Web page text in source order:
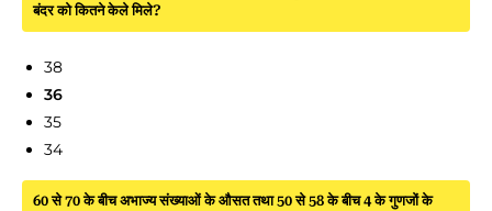
बंदर को कितने केले मिले?
38
36
35
34
60 से 70 के बीच अभाज्य संख्याओं के औसत तथा 50 से 58 के बीच 4 के गुणजों के